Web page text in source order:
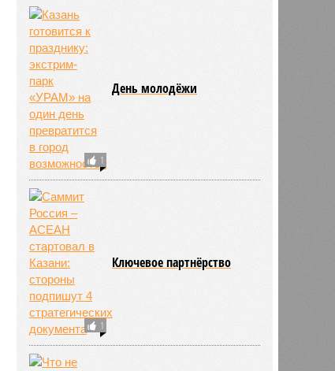
1
День молодёжи
1
Ключевое партнёрство